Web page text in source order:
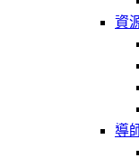
資
導